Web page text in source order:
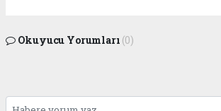
Okuyucu Yorumları (0)